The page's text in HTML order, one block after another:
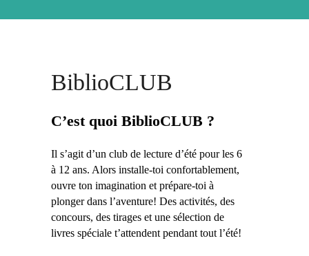
BiblioCLUB
C’est quoi BiblioCLUB ?
Il s’agit d’un club de lecture d’été pour les 6
à 12 ans. Alors installe-toi confortablement,
ouvre ton imagination et prépare-toi à
plonger dans l’aventure! Des activités, des
concours, des tirages et une sélection de
livres spéciale t’attendent pendant tout l’été!